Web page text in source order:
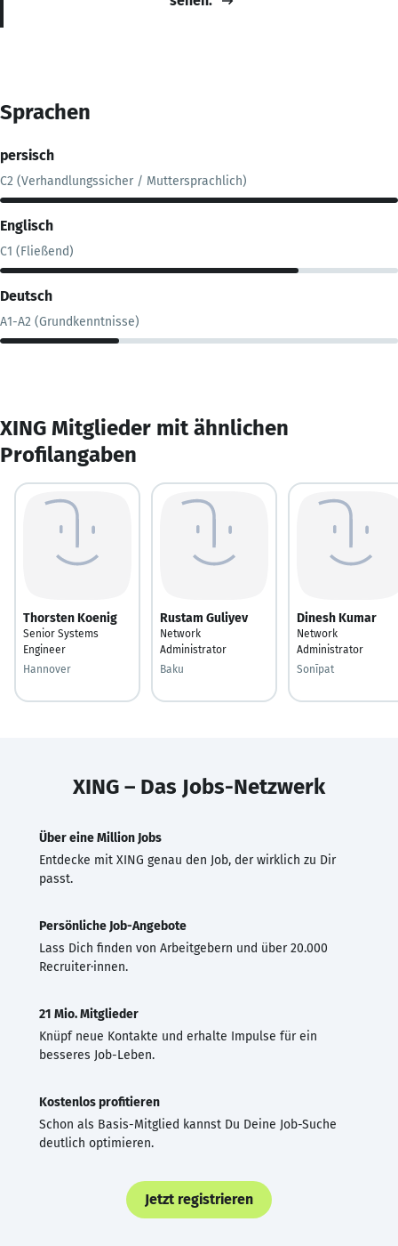
Sprachen
persisch
C2 (Verhandlungssicher / Muttersprachlich)
Englisch
C1 (Fließend)
Deutsch
A1-A2 (Grundkenntnisse)
XING Mitglieder mit ähnlichen
Profilangaben
Thorsten Koenig
Senior Systems
Engineer
Hannover
Rustam Guliyev
Network
Administrator
Baku
Dinesh Kumar
Network
Administrator
Sonīpat
XING – Das Jobs-Netzwerk
Über eine Million Jobs
Entdecke mit XING genau den Job, der wirklich zu Dir
passt.
Persönliche Job-Angebote
Lass Dich finden von Arbeitgebern und über 20.000
Recruiter·innen.
21 Mio. Mitglieder
Knüpf neue Kontakte und erhalte Impulse für ein
besseres Job-Leben.
Kostenlos profitieren
Schon als Basis-Mitglied kannst Du Deine Job-Suche
deutlich optimieren.
Jetzt registrieren